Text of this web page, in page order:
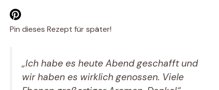
Pin dieses Rezept für später!
„Ich habe es heute Abend geschafft und
wir haben es wirklich genossen. Viele